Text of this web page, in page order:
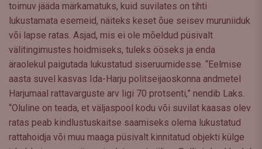
toimuv jääda märkamatuks, kuid suvilates on tihti
lukustamata esemeid, näiteks keset õue seisev muruniiduk
või lapse ratas. Asjad, mis ei ole mõeldud püsivalt
välitingimustes hoidmiseks, tuleks ööseks ja enda
äraolekul paigutada lukustatud siseruumidesse. “Eelmise
aasta suvel kasvas Ida-Harju politseijaoskonna andmetel
Harjumaal rattavarguste arv ligi 70 protsenti,” nendib Laks.
“Oluline on teada, et väljaspool kodu või suvilat kaasas olev
ratas peab kindlustuskaitse saamiseks olema lukustatud
rattahoidja või muu maaga püsivalt kinnitatud objekti külge